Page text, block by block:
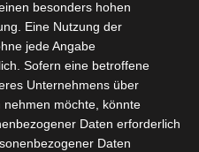
Rückzug aus der
an
Spielplan der ersten 15
Saison 2026/2027
Tunesien 2026/2027 –
am am 19./20.
2026
besonders hohen
Eine Nutzung der
jede Angabe
Sofern eine betroffene
Unternehmens über
nehmen möchte, könnte
Daten erforderlich
Daten